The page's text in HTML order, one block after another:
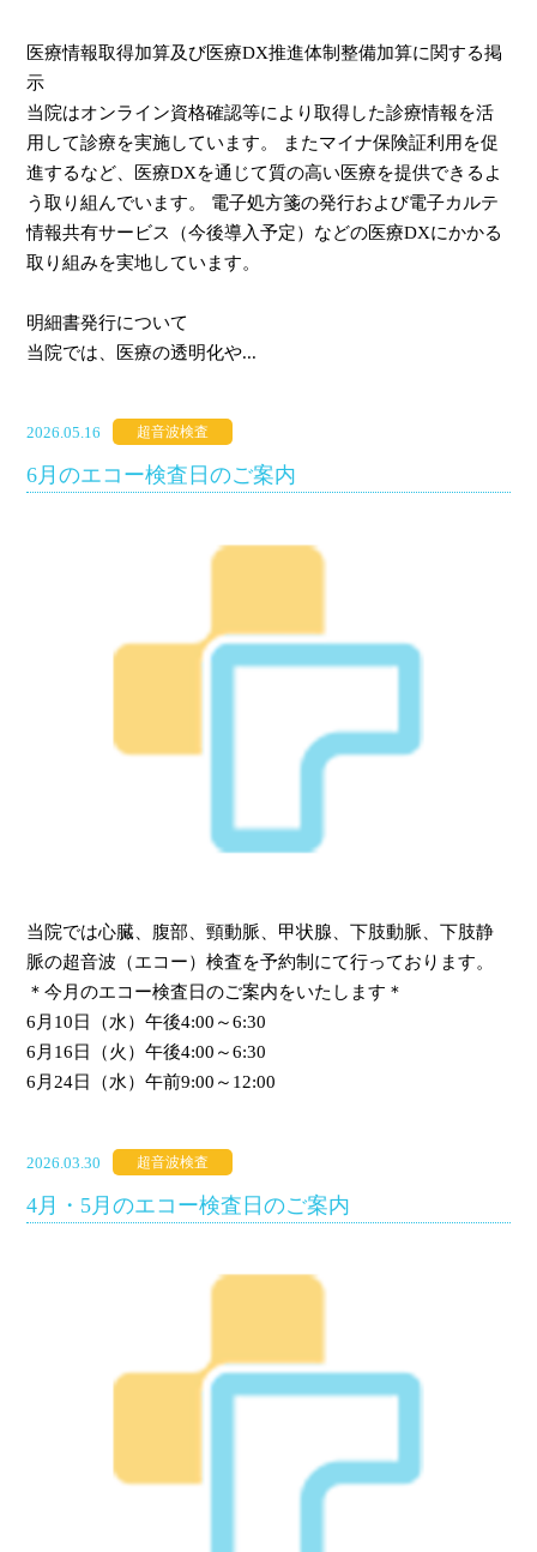
医療情報取得加算及び医療DX推進体制整備加算に関する掲
示
当院はオンライン資格確認等により取得した診療情報を活
用して診療を実施しています。 またマイナ保険証利用を促
進するなど、医療DXを通じて質の高い医療を提供できるよ
う取り組んでいます。 電子処方箋の発行および電子カルテ
情報共有サービス（今後導入予定）などの医療DXにかかる
取り組みを実地しています。
明細書発行について
当院では、医療の透明化や...
2026.05.16 超音波検査
6月のエコー検査日のご案内
当院では心臓、腹部、頸動脈、甲状腺、下肢動脈、下肢静
脈の超音波（エコー）検査を予約制にて行っております。
＊今月のエコー検査日のご案内をいたします＊
6月10日（水）午後4:00～6:30
6月16日（火）午後4:00～6:30
6月24日（水）午前9:00～12:00
2026.03.30 超音波検査
4月・5月のエコー検査日のご案内